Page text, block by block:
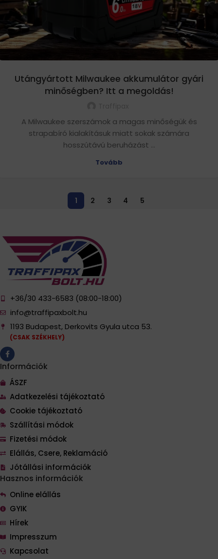
Utángyártott Milwaukee akkumulátor gyári
minőségben? Itt a megoldás!
A Milwaukee szerszámok a magas minőségük és
strapabíró kialakításuk miatt sokak számára
hosszútávú beruházást ...
Tovább
1 2 3 4 5
+36/30 433-6583 (08:00-18:00)
info@traffipaxbolt.hu
1193 Budapest, Derkovits Gyula utca 53.
(CSAK SZÉKHELY)
Információk
ÁSZF
Adatkezelési tájékoztató
Cookie tájékoztató
Szállítási módok
Fizetési módok
Elállás, Csere, Reklamáció
Jótállási információk
Hasznos információk
Online elállás
GYIK
Hírek
Impresszum
Kapcsolat